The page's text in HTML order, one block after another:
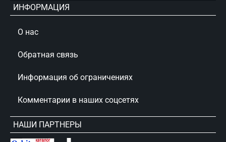
ИНФОРМАЦИЯ
О нас
Обратная связь
Информация об ограничениях
Комментарии в наших соцсетях
НАШИ ПАРТНЕРЫ